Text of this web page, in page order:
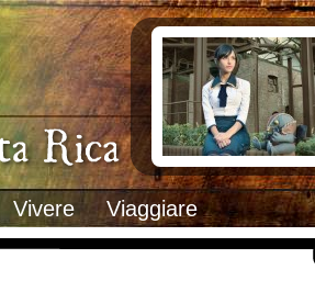
Rica
Vivere Viaggiare
Documenti
Italiani in Costa
L’ambasciata
Opportunità